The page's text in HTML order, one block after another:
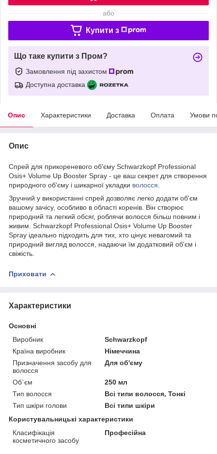
або
Купити з
Що таке купити з Пром?
Замовлення під захистом
Доступна доставка
Опис Характеристики Доставка Оплата Умови
Опис
Спрей для прикореневого об'єму Schwarzkopf Professional
Osis+ Volume Up Booster Spray - це ваш секрет для створення
природного об'єму і шикарної укладки волосся
Зручний у використанні спрей дозволяє легко додати об'єм
вашому зачісу, особливо в області коренів. Він створює
природний та легкий обсяг, роблячи волосся більш повним і
живим. Schwarzkopf Professional Osis+ Volume Up Booster
Spray ідеально підходить для тих, хто цінує невагомий та
природний вигляд волосся, надаючи їм додатковий об'єм і
свіжість.
Приховати
Характеристики
Основні
Виробник
Schwarzkopf
Країна виробник
Німеччина
Призначення засобу для
волосся
Для об'єму
Об`єм
250 мл
Тип волосся
Всі типи волосся, Тонкі
Тип шкіри голови
Всі типи шкіри
Користувальницькі характеристики
Класифікація
косметичного засобу
Професійна